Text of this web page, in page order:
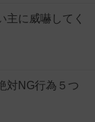
主に威嚇してく
対NG行為５つ